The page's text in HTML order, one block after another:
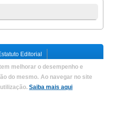
Editorial
e Condições
Mapa do Site
melhorar o desempenho e
do mesmo. Ao navegar no site
Saiba mais aqui